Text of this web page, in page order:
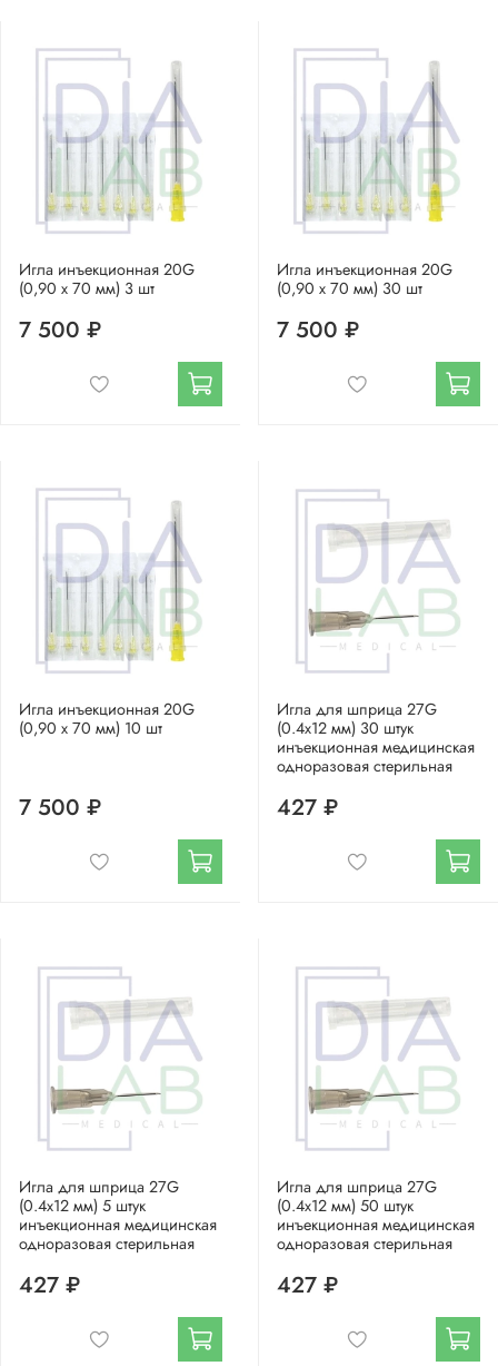
Игла инъекционная 20G
(0,90 х 70 мм) 3 шт
7 500 ₽
Игла инъекционная 20G
(0,90 х 70 мм) 30 шт
7 500 ₽
Игла инъекционная 20G
(0,90 х 70 мм) 10 шт
7 500 ₽
Игла для шприца 27G
(0.4х12 мм) 30 штук
инъекционная медицинская
одноразовая стерильная
427 ₽
Игла для шприца 27G
(0.4х12 мм) 5 штук
инъекционная медицинская
одноразовая стерильная
427 ₽
Игла для шприца 27G
(0.4х12 мм) 50 штук
инъекционная медицинская
одноразовая стерильная
427 ₽